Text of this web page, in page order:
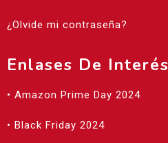
¿Olvide mi contraseña?
Enlases De Interés
• Amazon Prime Day 2024
• Black Friday 2024